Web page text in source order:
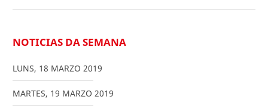
NOTICIAS DA SEMANA
LUNS, 18 MARZO 2019
MARTES, 19 MARZO 2019